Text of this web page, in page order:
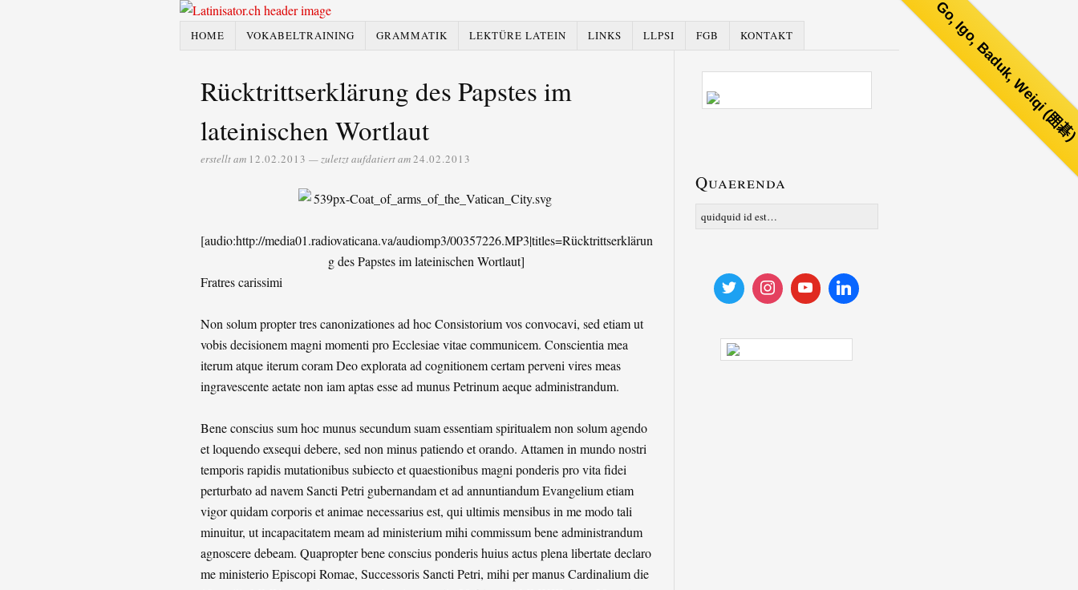
Go, Igo, Baduk, Weiqi
HOME VOKABELTRAINING GRAMMATIK LEKTÜRE LATEIN LINKS LLPSI FGB KONTAKT
Rücktrittserklärung des Papstes im
lateinischen Wortlaut
erstellt am 12.02.2013 — zuletzt aufdatiert am24.02.2013
[audio:http://media01.radiovaticana.va/audiomp3/00357226.MP3|titles=Rücktrittserklärun
g des Papstes im lateinischen Wortlaut]
Fratres carissimi
Non solum propter tres canonizationes ad hoc Consistorium vos convocavi, sed etiam ut
vobis decisionem magni momenti pro Ecclesiae vitae communicem. Conscientia mea
iterum atque iterum coram Deo explorata ad cognitionem certam perveni vires meas
ingravescente aetate non iam aptas esse ad munus Petrinum aeque administrandum.
Bene conscius sum hoc munus secundum suam essentiam spiritualem non solum agendo
et loquendo exsequi debere, sed non minus patiendo et orando. Attamen in mundo nostri
temporis rapidis mutationibus subiecto et quaestionibus magni ponderis pro vita fidei
perturbato ad navem Sancti Petri gubernandam et ad annuntiandum Evangelium etiam
vigor quidam corporis et animae necessarius est, qui ultimis mensibus in me modo tali
minuitur, ut incapacitatem meam ad ministerium mihi commissum bene administrandum
agnoscere debeam. Quapropter bene conscius ponderis huius actus plena libertate declaro
me ministerio Episcopi Romae, Successoris Sancti Petri, mihi per manus Cardinalium die
Quaerenda